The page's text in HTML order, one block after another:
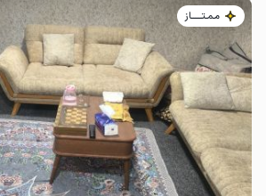
مـمـتــــــاز